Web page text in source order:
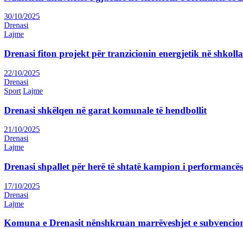
30/10/2025
Drenasi
Lajme
Drenasi fiton projekt për tranzicionin energjetik në shkolla
22/10/2025
Drenasi
Sport Lajme
Drenasi shkëlqen në garat komunale të hendbollit
21/10/2025
Drenasi
Lajme
Drenasi shpallet për herë të shtatë kampion i
17/10/2025
Drenasi
Lajme
Komuna e Drenasit nënshkruan marrëveshjet e